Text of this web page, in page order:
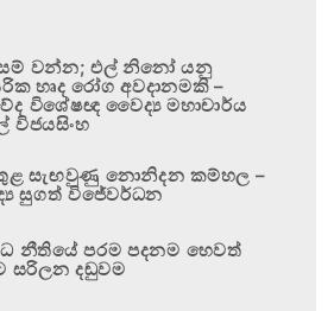
වන්න; එල් නිනෝ යනු
හෘද රෝග අවදානමකි –
විශේෂඥ වෛද්‍ය මහාචාර්ය
විජයසිංහ
සැඟවුණු නොනිදන කම්හල –
සුගත් විජේවර්ධන
නීතියේ පරම පදනම හෙවත්
සරිලන දඬුවම